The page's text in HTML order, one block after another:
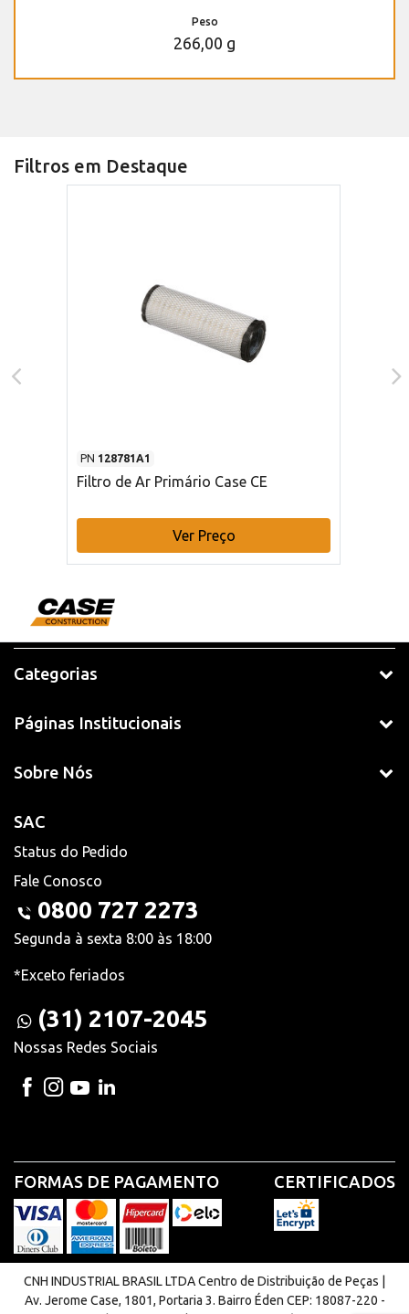
Peso
266,00 g
Filtros em Destaque
PN 128781A1
Filtro de Ar Primário Case CE
Ver Preço
Categorias
Páginas Institucionais
Sobre Nós
SAC
Status do Pedido
Fale Conosco
0800 727 2273
Segunda à sexta 8:00 às 18:00
*Exceto feriados
(31) 2107-2045
Nossas Redes Sociais
FORMAS DE PAGAMENTO CERTIFICADOS
CNH INDUSTRIAL BRASIL LTDA Centro de Distribuição de Peças |
Av. Jerome Case, 1801, Portaria 3. Bairro Éden CEP: 18087-220 -